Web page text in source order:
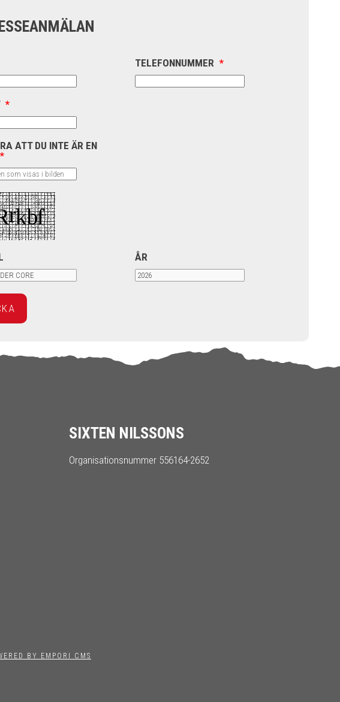
TELEFONNUMMER *
*
ATT DU INTE ÄR EN
*
ÅR
SIXTEN NILSSONS
Organisationsnummer 556164-2652
BY EMPORI CMS